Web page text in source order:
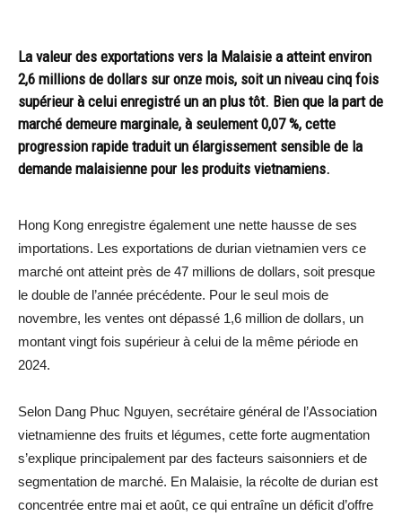
La valeur des exportations vers la Malaisie a atteint environ
2,6 millions de dollars sur onze mois, soit un niveau cinq fois
supérieur à celui enregistré un an plus tôt. Bien que la part de
marché demeure marginale, à seulement 0,07 %, cette
progression rapide traduit un élargissement sensible de la
demande malaisienne pour les produits vietnamiens.
Hong Kong enregistre également une nette hausse de ses
importations. Les exportations de durian vietnamien vers ce
marché ont atteint près de 47 millions de dollars, soit presque
le double de l’année précédente. Pour le seul mois de
novembre, les ventes ont dépassé 1,6 million de dollars, un
montant vingt fois supérieur à celui de la même période en
2024.
Selon Dang Phuc Nguyen, secrétaire général de l’Association
vietnamienne des fruits et légumes, cette forte augmentation
s’explique principalement par des facteurs saisonniers et de
segmentation de marché. En Malaisie, la récolte de durian est
concentrée entre mai et août, ce qui entraîne un déficit d’offre